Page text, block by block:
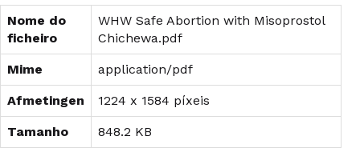
Nome do
ficheiro
WHW Safe Abortion with Misoprostol
Chichewa.pdf
Mime application/pdf
Afmetingen 1224 x 1584 píxeis
Tamanho 848.2 KB